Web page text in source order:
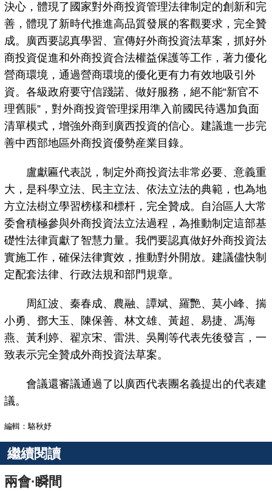
決心，體現了國家對外商投資管理法律制定的創新和完
善，體現了新時代推進高品質發展的客觀要求，完全贊
成。廣西要認真學習、宣傳好外商投資法草案，抓好外
商投資促進和外商投資合法權益保護等工作，著力優化
營商環境，通過營商環境的優化更有力有效地吸引外
資。各級政府要守信踐諾、做好服務，絕不能“新官不
理舊賬”，對外商投資管理採用準入前國民待遇加負面
清單模式，增強外商到廣西投資的信心。建議進一步完
善中西部地區外商投資優勢産業目錄。
盧獻匾代表説，制定外商投資法非常必要、意義重
大，是科學立法、民主立法、依法立法的典範，也為地
方立法樹立學習榜樣和標杆，完全贊成。自治區人大常
委會積極參與外商投資法立法過程，為推動制定這部基
礎性法律貢獻了智慧力量。我們要認真做好外商投資法
實施工作，確保法律實效，推動對外開放。建議儘快制
定配套法律、行政法規和部門規章。
周紅波、秦春成、農融、譚斌、羅艷、莫小峰、揣
小勇、鄧大玉、陳保善、林文雄、黃超、易捷、馮海
燕、黃利婷、翟京宋、雷洪、吳剛等代表先後發言，一
致表示完全贊成外商投資法草案。
會議還審議通過了以廣西代表團名義提出的代表建
議。
編輯：駱秋妤
繼續閱讀
兩會·瞬間